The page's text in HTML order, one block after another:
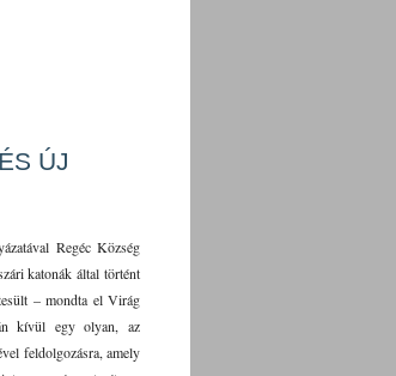
ÚJ
Regéc Község
katonák által történt
– mondta el Virág
kívül egy olyan, az
feldolgozásra, amely